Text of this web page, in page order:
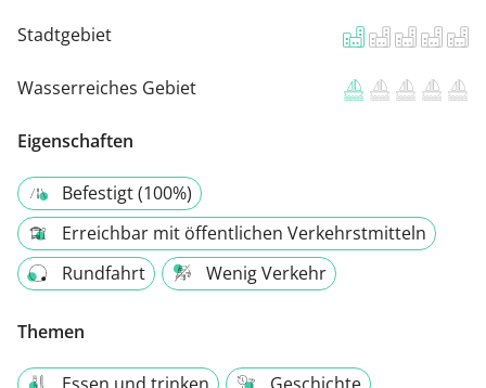
Stadtgebiet
Wasserreiches Gebiet
Eigenschaften
Befestigt (100%)
Erreichbar mit öffentlichen Verkehrstmitteln
Rundfahrt
Wenig Verkehr
Themen